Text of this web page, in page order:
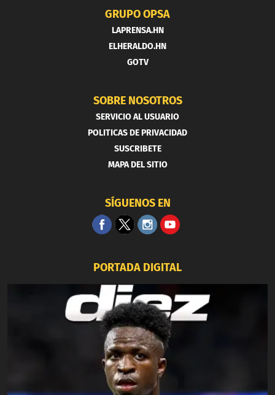
GRUPO OPSA
LAPRENSA.HN
ELHERALDO.HN
GOTV
SOBRE NOSOTROS
SERVICIO AL USUARIO
POLITICAS DE PRIVACIDAD
SUSCRIBETE
MAPA DEL SITIO
SÍGUENOS EN
PORTADA DIGITAL